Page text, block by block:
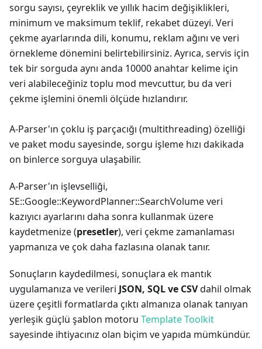
sorgu sayısı, çeyreklik ve yıllık hacim değişiklikleri,
minimum ve maksimum teklif, rekabet düzeyi. Veri
çekme ayarlarında dili, konumu, reklam ağını ve veri
örnekleme dönemini belirtebilirsiniz. Ayrıca, servis için
tek bir sorguda aynı anda 10000 anahtar kelime için
veri alabileceğiniz toplu mod mevcuttur, bu da veri
çekme işlemini önemli ölçüde hızlandırır.
A-Parser'ın çoklu iş parçacığı (multithreading) özelliği
ve paket modu sayesinde, sorgu işleme hızı dakikada
on binlerce sorguya ulaşabilir.
A-Parser'ın işlevselliği,
SE::Google::KeywordPlanner::SearchVolume veri
kazıyıcı ayarlarını daha sonra kullanmak üzere
kaydetmenize (presetler), veri çekme zamanlaması
yapmanıza ve çok daha fazlasına olanak tanır.
Sonuçların kaydedilmesi, sonuçlara ek mantık
uygulamanıza ve verileri JSON, SQL ve CSVdahil olmak
üzere çeşitli formatlarda çıktı almanıza olanak tanıyan
yerleşik güçlü şablon motoru Template Toolkit
sayesinde ihtiyacınız olan biçim ve yapıda mümkündür.